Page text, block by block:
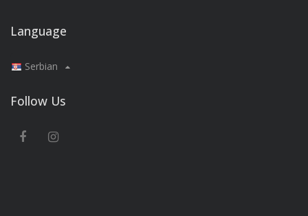
Language
Serbian
Follow Us